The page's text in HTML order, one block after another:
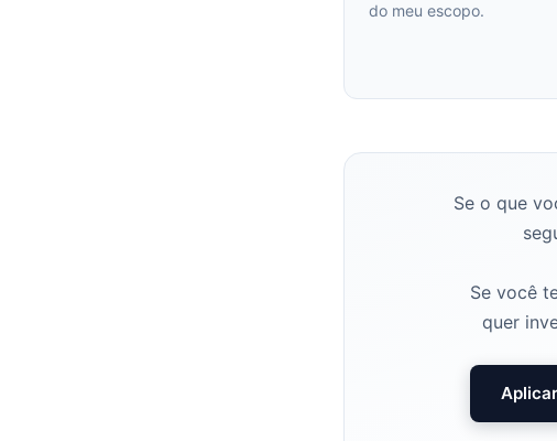
do meu escopo.
Se o que
Se você
quer